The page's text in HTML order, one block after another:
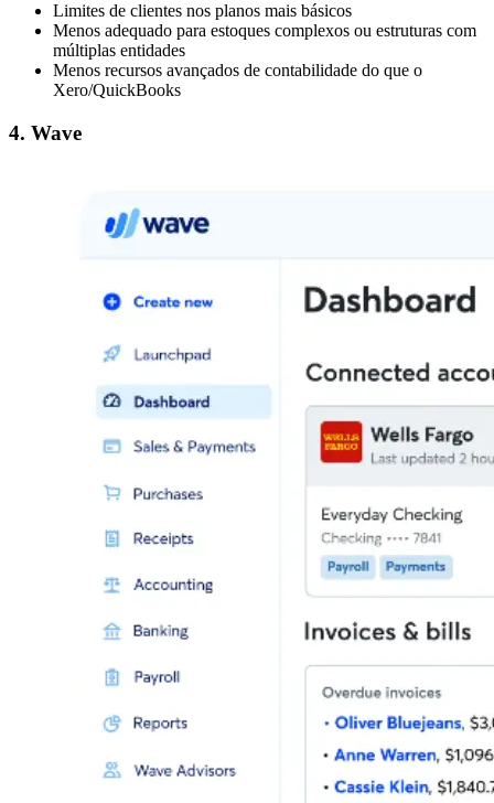
Limites de clientes nos planos mais básicos
Menos adequado para estoques complexos ou estruturas com
múltiplas entidades
Menos recursos avançados de contabilidade do que o
Xero/QuickBooks
4. Wave